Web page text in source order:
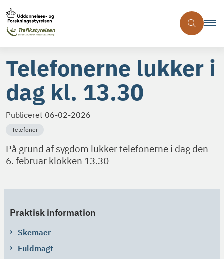
Telefonerne lukker i
dag kl. 13.30
Publiceret 06-02-2026
Telefoner
På grund af sygdom lukker telefonerne i dag den
6. februar klokken 13.30
Praktisk information
Skemaer
Fuldmagt